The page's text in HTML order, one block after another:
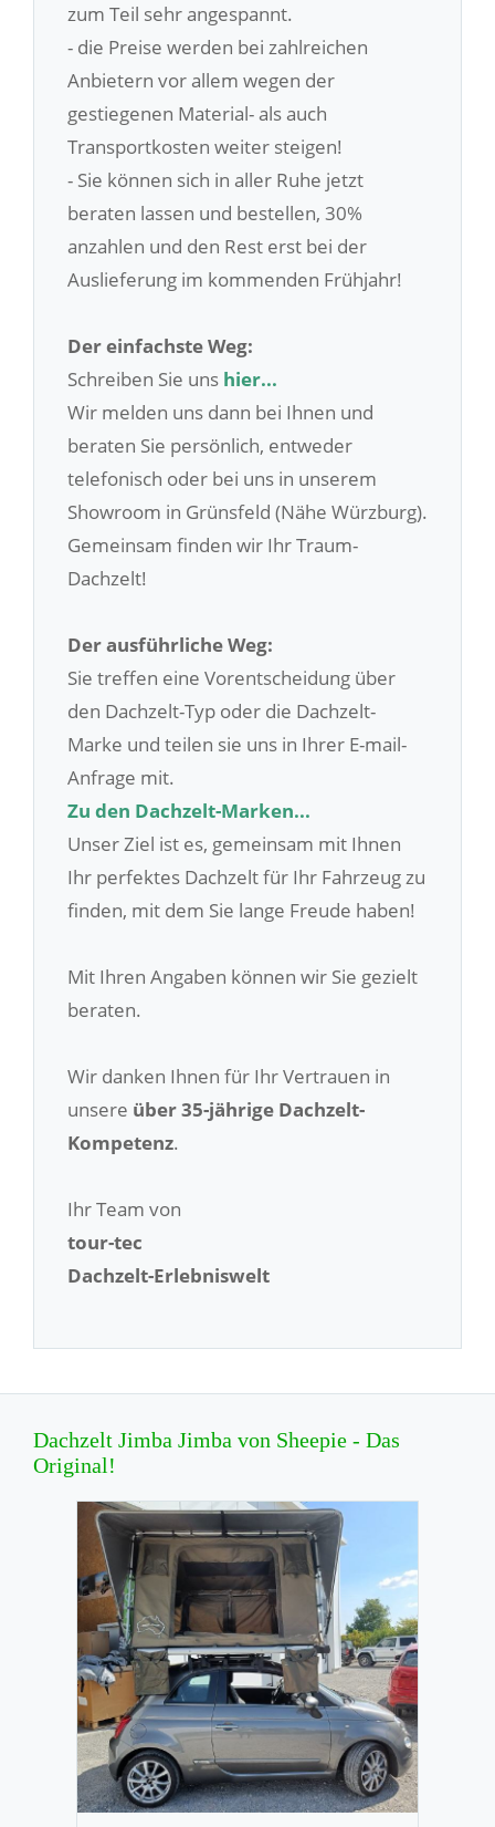
zum Teil sehr angespannt.
- die Preise werden bei zahlreichen
Anbietern vor allem wegen der
gestiegenen Material- als auch
Transportkosten weiter steigen!
- Sie können sich in aller Ruhe jetzt
beraten lassen und bestellen, 30%
anzahlen und den Rest erst bei der
Auslieferung im kommenden Frühjahr!
Der einfachste Weg:
Schreiben Sie uns hier...
Wir melden uns dann bei Ihnen und
beraten Sie persönlich, entweder
telefonisch oder bei uns in unserem
Showroom in Grünsfeld (Nähe Würzburg).
Gemeinsam finden wir Ihr Traum-
Dachzelt!
Der ausführliche Weg:
Sie treffen eine Vorentscheidung über
den Dachzelt-Typ oder die Dachzelt-
Marke und teilen sie uns in Ihrer E-mail-
Anfrage mit.
Zu den Dachzelt-Marken...
Unser Ziel ist es, gemeinsam mit Ihnen
Ihr perfektes Dachzelt für Ihr Fahrzeug zu
finden, mit dem Sie lange Freude haben!
Mit Ihren Angaben können wir Sie gezielt
beraten.
Wir danken Ihnen für Ihr Vertrauen in
unsere über 35-jährige Dachzelt-
Kompetenz.
Ihr Team von
tour-tec
Dachzelt-Erlebniswelt
Dachzelt Jimba Jimba von Sheepie - Das
Original!